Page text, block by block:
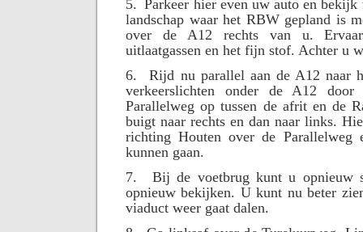
5. Parkeer hier even uw auto en bekijk
landschap waar het RBW gepland is
over de A12 rechts van u.
uitlaatgassen en het fijn stof. Achter u
6.
Rijd nu parallel aan de A12 naar
verkeerslichten onder de A12
Parallelweg op tussen de afrit en de
buigt naar rechts en dan naar links.
richting Houten over de Parallelweg
kunnen gaan.
7.
Bij de voetbrug kunt u opnieuw
opnieuw bekijken. U kunt nu beter
viaduct weer gaat dalen.